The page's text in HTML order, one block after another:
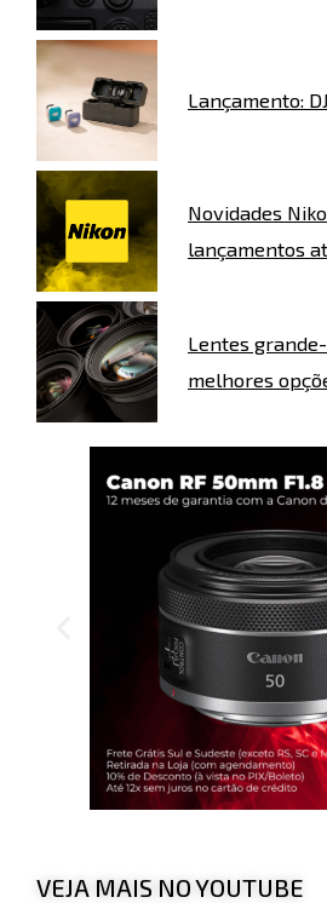
Lançamento:
Novidades
lançamentos
Lentes
melhores
VEJA MAIS NO YOUTUBE